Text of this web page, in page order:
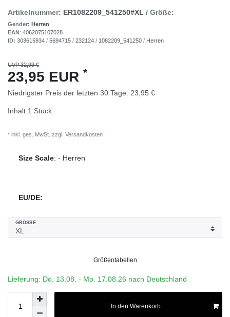
Artikelnummer: ER1082209_541250#XL / Größe:
Gender: Herren
EAN: 4062075107028
ID: 303615934 / 5694715 / 232124 / 1082209_541250 / Herren
UVP 32,99 €
23,95 EUR *
Niedrigster Preis der letzten 30 Tage: 23,95 €
Inhalt 1 Stück
* inkl. ges. MwSt. zzgl. Versandkosten
Size Scale: - Herren
EU/DE:
GRÖSSE
Größentabellen
Lieferung: Do. 13.08. - Mo. 17.08.26 nach Deutschland
In den Warenkorb